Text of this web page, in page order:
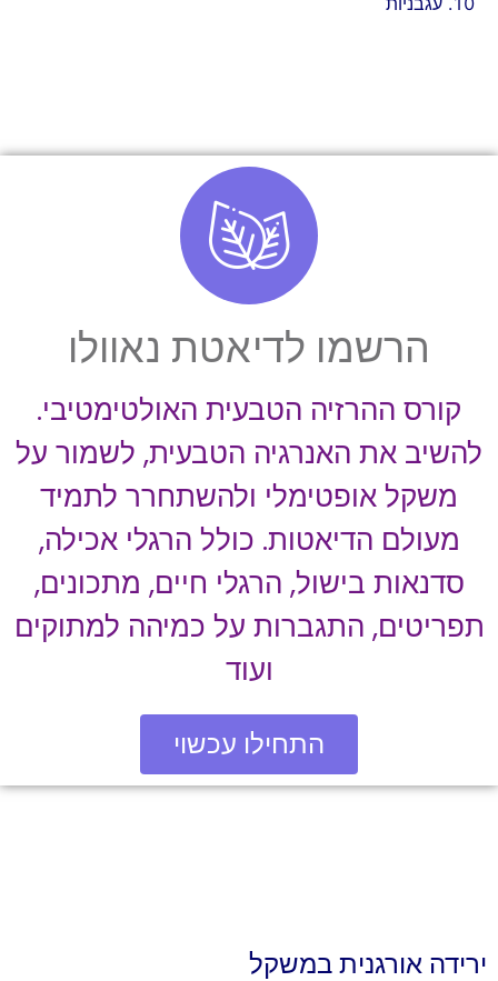
הרשמו לדיאטת נאוולו
קורס ההרזיה הטבעית האולטימטיבי.
להשיב את האנרגיה הטבעית, לשמור על
משקל אופטימלי ולהשתחרר לתמיד
מעולם הדיאטות. כולל הרגלי אכילה,
סדנאות בישול, הרגלי חיים, מתכונים,
תפריטים, התגברות על כמיהה למתוקים
ועוד
התחילו עכשוי
ירידה אורגנית במשקל